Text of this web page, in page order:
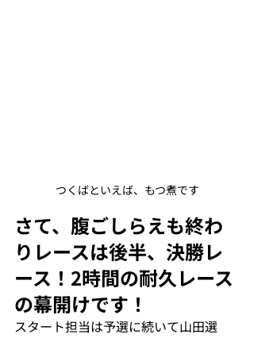
つくばといえば、もつ煮です
さて、腹ごしらえも終わ
りレースは後半、決勝レ
ース！2時間の耐久レース
の幕開けです！
スタート担当は予選に続いて山田選